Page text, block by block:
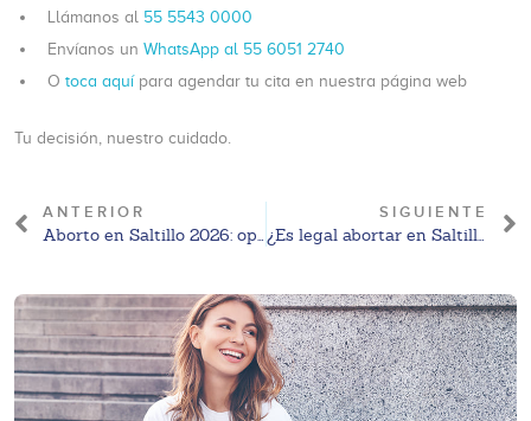
Llámanos al 55 5543 0000
Envíanos un WhatsApp al 55 6051 2740
O toca aquí para agendar tu cita en nuestra página web
Tu decisión, nuestro cuidado.
ANTERIOR
Aborto en Saltillo 2026: opciones legales y orientación médica general
SIGUIENTE
¿Es legal abortar en Saltillo en 2026? Marco legal y derechos vigentes